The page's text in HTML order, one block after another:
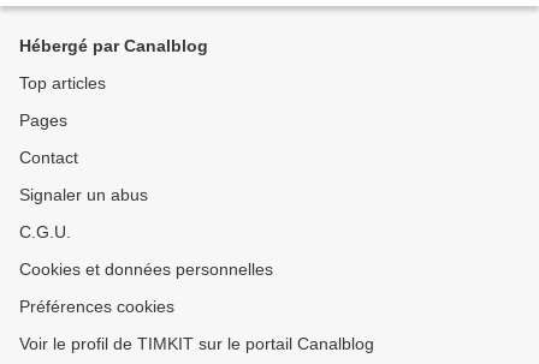
Hébergé par Canalblog
Top articles
Pages
Contact
Signaler un abus
C.G.U.
Cookies et données personnelles
Préférences cookies
Voir le profil de TIMKIT sur le portail Canalblog